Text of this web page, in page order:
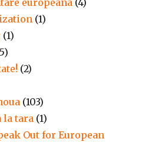
(1)
(1)
(2)
(103)
la tara (1)
Out for European